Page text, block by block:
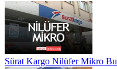
Sürat Kargo Nilüfer Mikro